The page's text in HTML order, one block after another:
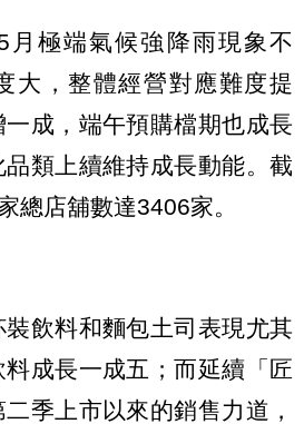
月極端氣候強降雨現象不
大，整體經營對應難度提
成，端午預購檔期也成長
類上續維持成長動能。截
總店舖數達3406家。
飲料和麵包土司表現尤其
成長一成五；而延續「匠
季上市以來的銷售力道，